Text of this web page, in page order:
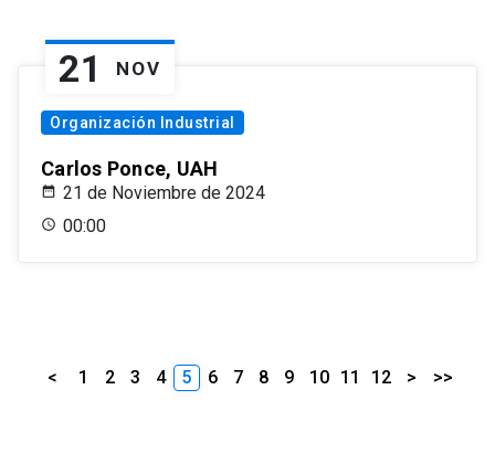
21 NOV
Organización Industrial
Carlos Ponce, UAH
21 de Noviembre de 2024
00:00
< 1 2 3 4 5 6 7 8 9 10 11 12 > >>